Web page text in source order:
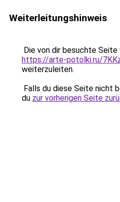
Weiterleitungshinweis
Die von dir besuchte Seite
https://arte-potolki.ru/
weiterzuleiten.
Falls du diese Seite nicht
du zur vorherigen Seite